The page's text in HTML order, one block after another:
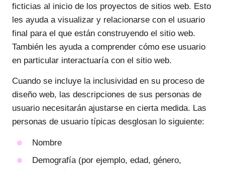
ficticias al inicio de los proyectos de sitios web. Esto
les ayuda a visualizar y relacionarse con el usuario
final para el que están construyendo el sitio web.
También les ayuda a comprender cómo ese usuario
en particular interactuaría con el sitio web.
Cuando se incluye la inclusividad en su proceso de
diseño web, las descripciones de sus personas de
usuario necesitarán ajustarse en cierta medida. Las
personas de usuario típicas desglosan lo siguiente:
Nombre
Demografía (por ejemplo, edad, género,